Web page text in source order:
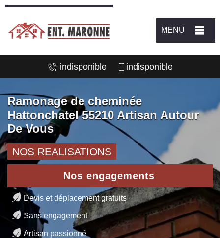
MENU
indisponible indisponible
Ramonage de cheminée
Hattonchatel 55210 Artisan Autour
De Vous
NOS REALISATIONS
Nos engagements
Devis et déplacement gratuits
Sans engagement
Artisan passionné